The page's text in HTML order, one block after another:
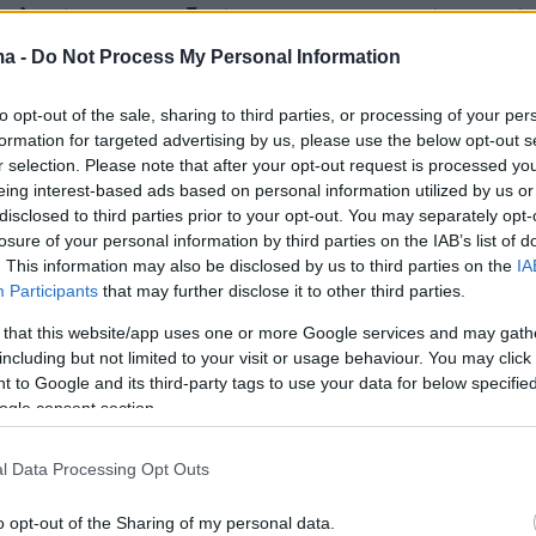
- Do Not Process My Personal Information
opt-out of the sale, sharing to third parties, or processing of your
for targeted advertising by us, please use the below opt-out
selection. Please note that after your opt-out request is processed
interest-based ads based on personal information utilized by us
to third parties prior to your opt-out. You may separately
of your personal information by third parties on the IAB’s list of
This information may also be disclosed by us to third parties on the
Participants that may further disclose it to other third parties.
that this website/app uses one or more Google services and may
but not limited to your visit or usage behaviour. You may
to Google and its third-party tags to use your data for below
consent section.
Data Processing Opt Outs
opt-out of the Sharing of my personal data.
μια ιδιαίτερη και ψαρωτική μορφή
κάνοντάς τον viral και θέμα συζήτησης στα
bilinen meşhur Beşiktaş taraftarı,
tribünlerdeki yerini aldı. 🇹🇷
HaxcDarSXN
June 14, 2026
είναι φανατικός φίλαθλος της Μπεσίκτας
θεσμικό ρόλο στον σύλλογο της